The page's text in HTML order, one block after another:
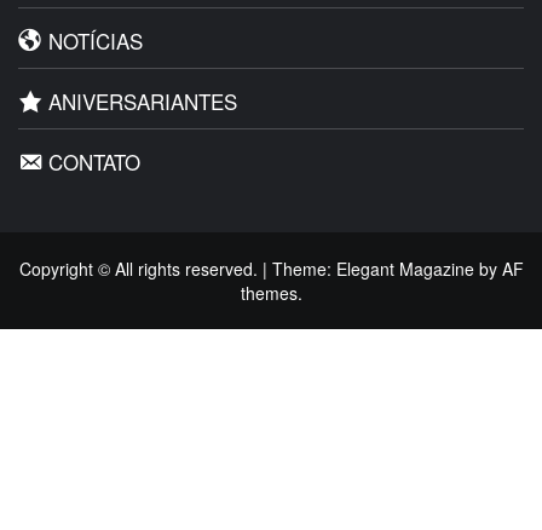
NOTÍCIAS
ANIVERSARIANTES
CONTATO
Copyright © All rights reserved. | Theme: Elegant Magazineby AF
themes.